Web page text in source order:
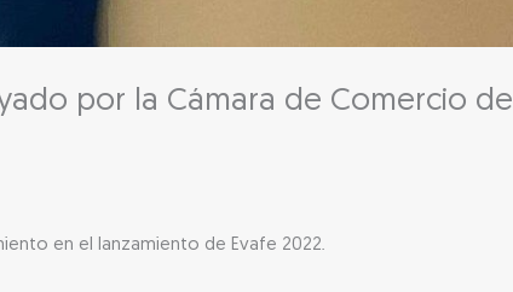
por la Cámara de Comercio de
en el lanzamiento de Evafe 2022.